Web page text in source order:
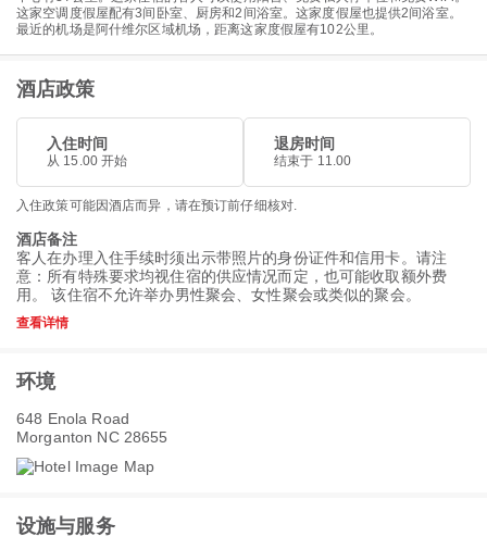
这家空调度假屋配有3间卧室、厨房和2间浴室。这家度假屋也提供2间浴室。
最近的机场是阿什维尔区域机场，距离这家度假屋有102公里。
酒店政策
入住时间
从 15.00 开始
退房时间
结束于 11.00
入住政策可能因酒店而异，请在预订前仔细核对.
酒店备注
客人在办理入住手续时须出示带照片的身份证件和信用卡。请注
意：所有特殊要求均视住宿的供应情况而定，也可能收取额外费
用。 该住宿不允许举办男性聚会、女性聚会或类似的聚会。
查看详情
环境
648 Enola Road
Morganton NC 28655
设施与服务